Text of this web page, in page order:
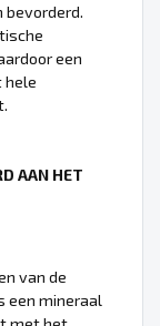
een
hele
AAN HET
van de
een mineraal